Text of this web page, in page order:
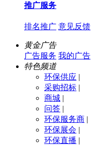
推广服务
排名推广 意见反馈
黄金广告
广告服务 我的广告
特色频道
环保供应 |
采购招标 |
商城 |
问答 |
环保服务商 |
环保展会 |
环保直播 |